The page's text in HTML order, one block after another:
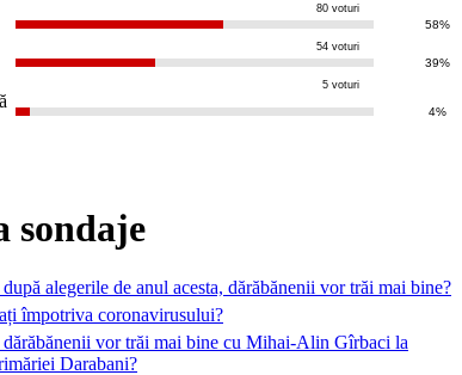
80 voturi
58%
54 voturi
39%
5 voturi
4%
sondaje
alegerile de anul acesta, dărăbănenii vor trăi mai bine?
împotriva coronavirusului?
dărăbănenii vor trăi mai bine cu Mihai-Alin Gîrbaci la
Darabani?